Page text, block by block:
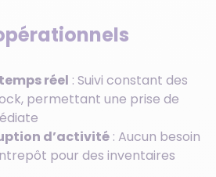
réel : Suivi constant des
permettant une prise de
d’activité : Aucun besoin
pour des inventaires